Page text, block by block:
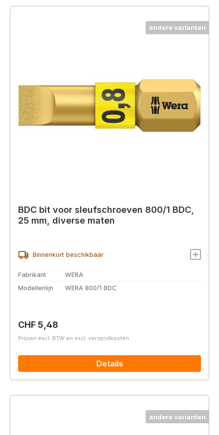
andere varianten
BDC bit voor sleufschroeven 800/1 BDC,
25 mm, diverse maten
Binnenkort beschikbaar
Fabrikant
WERA
Modellenlijn
WERA 800/1 BDC
Normale prijs:
CHF 5,48
Prijzen excl. BTW en excl. verzendkosten
Details
andere varianten